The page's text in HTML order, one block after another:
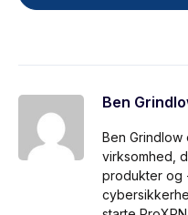
Ben
Ben
virksomhed,
produkter og